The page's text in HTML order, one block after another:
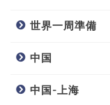
世界一周準備
中国
中国-上海